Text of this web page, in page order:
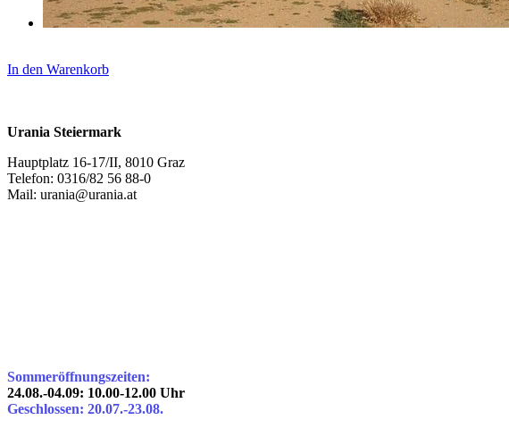
In den Warenkorb
Urania Steiermark
Hauptplatz 16-17/II, 8010 Graz
Telefon: 0316/82 56 88-0
Mail: urania@urania.at
Sommeröffnungszeiten:
24.08.-04.09: 10.00-12.00 Uhr
Geschlossen: 20.07.-23.08.